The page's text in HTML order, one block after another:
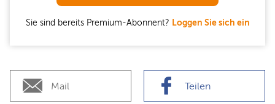
Sie sind bereits Premium-Abonnent? Loggen Sie sich ein
Mail Teilen